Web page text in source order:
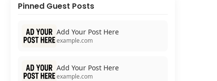
Pinned Guest Posts
Add Your Post Here
example.com
Add Your Post Here
example.com